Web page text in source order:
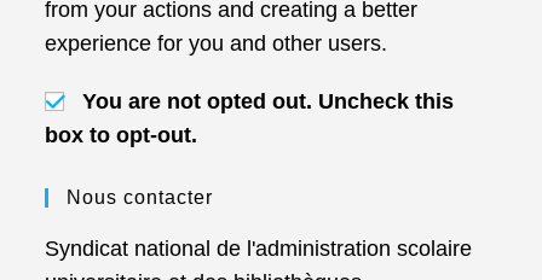
from your actions and creating a better
experience for you and other users.
You are not opted out. Uncheck this
box to opt-out.
Nous contacter
Syndicat national de l'administration scolaire